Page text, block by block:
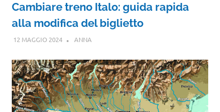
Cambiare treno Italo: guida rapida
alla modifica del biglietto
12 MAGGIO 2024 ANNA